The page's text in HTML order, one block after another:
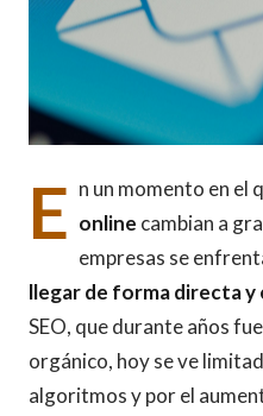
E n un momento en el
online cambian a
empresas se
llegar de forma directa
SEO, que durante años
orgánico, hoy se ve
algoritmos y por el